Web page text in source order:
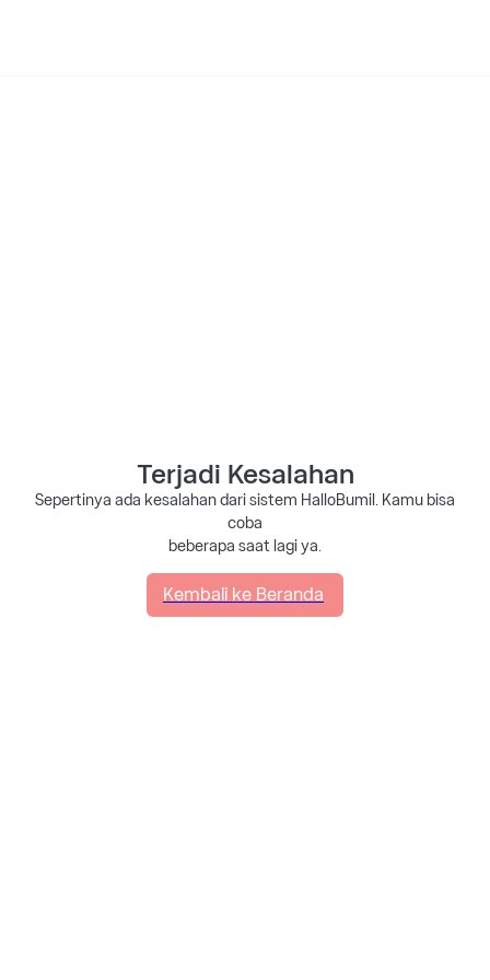
Terjadi Kesalahan
Sepertinya ada kesalahan dari sistem HalloBumil. Kamu bisa
coba
beberapa saat lagi ya.
Kembali ke Beranda